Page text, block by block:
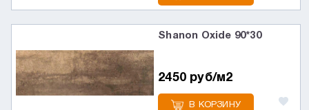
Shanon Oxide 90*30
2450 руб/м2
В КОРЗИНУ